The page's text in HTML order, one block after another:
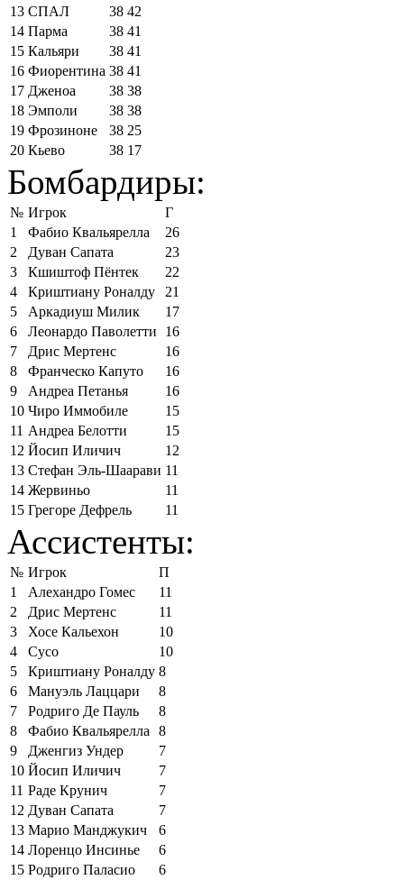
13 СПАЛ 38 42
14 Парма 38 41
15 Кальяри 38 41
16 Фиорентина 38 41
17 Дженоа 38 38
18 Эмполи 38 38
19 Фрозиноне 38 25
20 Кьево 38 17
Бомбардиры:
№ Игрок
Г
1
Фабио Квальярелла
26
2
Дуван Сапата
23
3
Кшиштоф Пёнтек
22
4
Криштиану Роналду
21
5
Аркадиуш Милик
17
6
Леонардо Паволетти
16
7
Дрис Мертенс
16
8
Франческо Капуто
16
9
Андреа Петанья
16
10 Чиро Иммобиле
15
11 Андреа Белотти
15
12 Йосип Иличич
12
13 Стефан Эль-Шаарави 11
14 Жервиньо
11
15 Грегоре Дефрель 11
Ассистенты:
№ Игрок
П
1
Алехандро Гомес
11
2
Дрис Мертенс
11
3
Хосе Кальехон
10
4
Сусо
10
5
Криштиану Роналду 8
6
Мануэль Лаццари
8
7
Родриго Де Пауль
8
8
Фабио Квальярелла
8
9
Дженгиз Ундер
7
10 Йосип Иличич
7
11 Раде Крунич
7
12 Дуван Сапата
7
13 Марио Манджукич
6
14 Лоренцо Инсинье
6
15 Родриго Паласио 6